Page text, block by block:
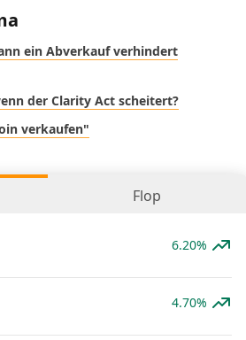
ein Abverkauf verhindert
der Clarity Act scheitert?
verkaufen"
Flop
6.20%
4.70%